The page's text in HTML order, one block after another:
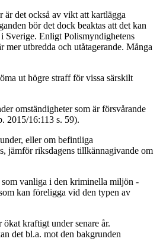
det också av vikt att kartlägga
bör det dock beaktas att det kan
Sverige. Enligt Polismyndighetens
utbredda och utåtagerande. Många
ut högre straff för vissa särskilt
omständigheter som är försvårande
2015/16:113 s. 59).
eller om befintliga
jämför riksdagens tillkännagivande om
som vanliga i den kriminella miljön -
kan föreligga vid den typen av
kraftigt under senare år.
det bl.a. mot den bakgrunden